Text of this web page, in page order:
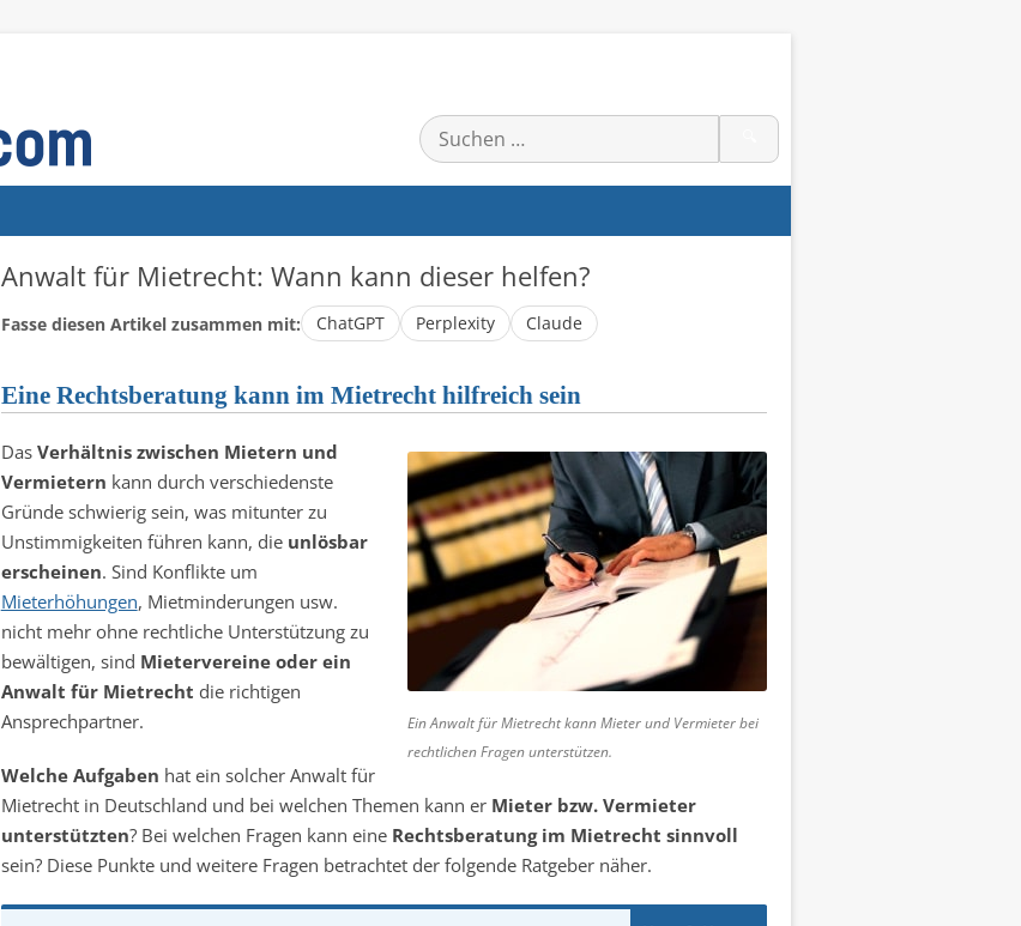
Suchen
nach:
Anwalt für Mietrecht: Wann kann dieser helfen?
Fasse diesen Artikel zusammen mit: ChatGPT Perplexity Claude
Eine Rechtsberatung kann im Mietrecht hilfreich sein
Ein Anwalt für Mietrecht kann Mieter und Vermieter bei
rechtlichen Fragen unterstützen.
Das Verhältnis zwischen Mietern und
Vermietern kann durch verschiedenste
Gründe schwierig sein, was mitunter zu
Unstimmigkeiten führen kann, dieunlösbar
erscheinen. Sind Konflikte um
Mieterhöhungen, Mietminderungen usw.
nicht mehr ohne rechtliche Unterstützung zu
bewältigen, sind Mietervereine oder ein
Anwalt für Mietrecht die richtigen
Ansprechpartner.
Welche Aufgaben hat ein solcher Anwalt für
Mietrecht in Deutschland und bei welchen Themen kann er Mieter bzw. Vermieter
unterstützten? Bei welchen Fragen kann eine Rechtsberatung im Mietrecht sinnvoll
sein? Diese Punkte und weitere Fragen betrachtet der folgende Ratgeber näher.